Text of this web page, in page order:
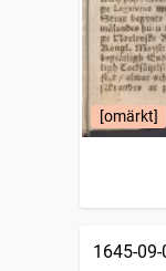
[omärkt]
1645-09-